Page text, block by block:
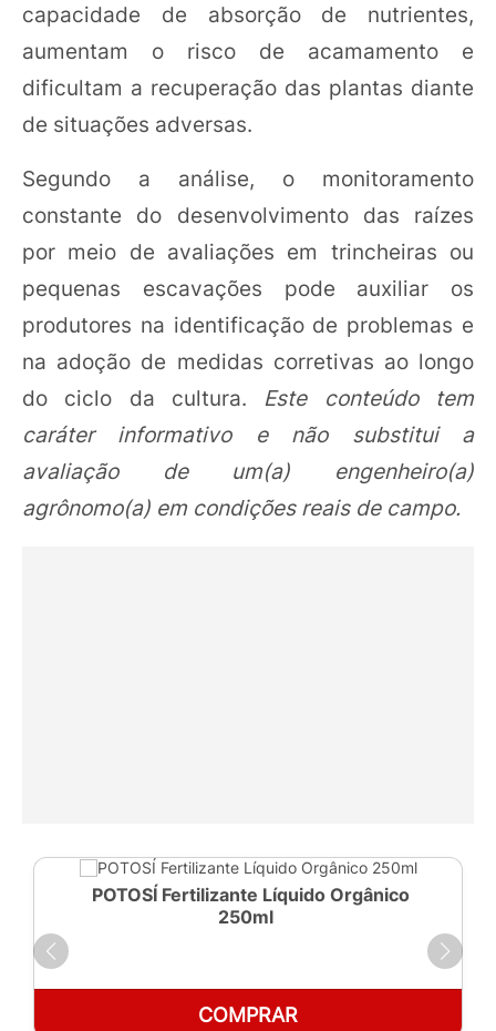
capacidade de absorção de nutrientes,
aumentam o risco de acamamento e
dificultam a recuperação das plantas diante
de situações adversas.
Segundo a análise, o monitoramento
constante do desenvolvimento das raízes
por meio de avaliações em trincheiras ou
pequenas escavações pode auxiliar os
produtores na identificação de problemas e
na adoção de medidas corretivas ao longo
do ciclo da cultura. Este conteúdo tem
caráter informativo e não substitui a
avaliação de um(a) engenheiro(a)
agrônomo(a) em condições reais de campo.
POTOSÍ Fertilizante Líquido Orgânico
250ml
COMPRAR